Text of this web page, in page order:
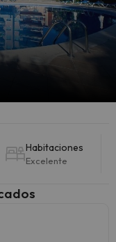
Habitaciones
Excelente